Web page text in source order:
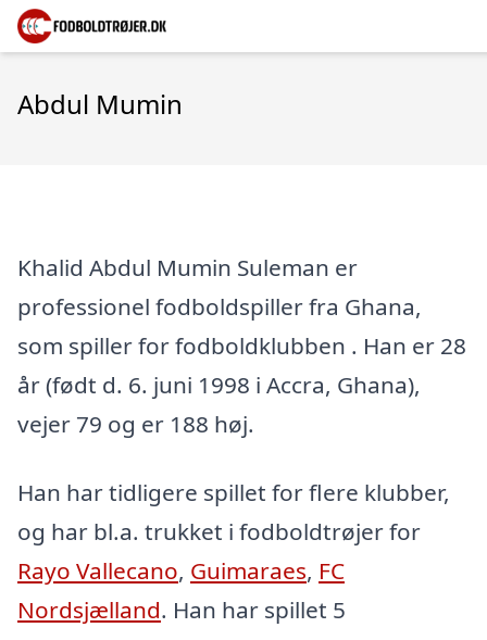
Abdul Mumin
Khalid Abdul Mumin Suleman er
professionel fodboldspiller fra Ghana,
som spiller for fodboldklubben . Han er 28
år (født d. 6. juni 1998 i Accra, Ghana),
vejer 79 og er 188 høj.
Han har tidligere spillet for flere klubber,
og har bl.a. trukket i fodboldtrøjer for
Rayo Vallecano, Guimaraes, FC
Nordsjælland. Han har spillet 5